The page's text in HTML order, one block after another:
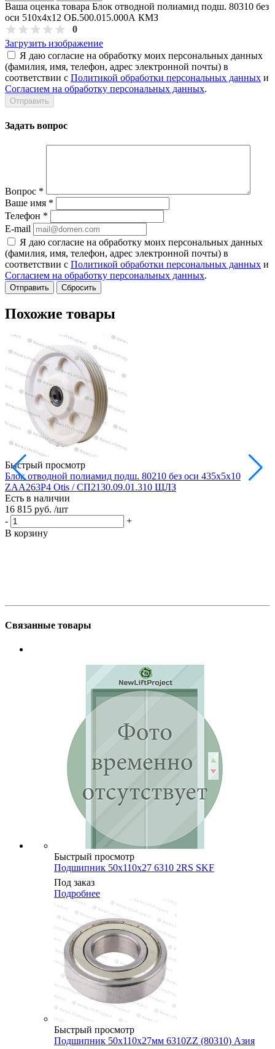
Ваша оценка товара Блок отводной полиамид подш. 80310 без
оси 510х4х12 ОБ.500.015.000А КМЗ
0
Загрузить изображение
Я даю согласие на обработку моих персональных данных
(фамилия, имя, телефон, адрес электронной почты) в
соответствии с Политикой обработки персональных данных и
Согласием на обработку персональных данных.
Задать вопрос
Вопрос *
Ваше имя *
Телефон *
E-mail
Я даю согласие на обработку моих персональных данных
(фамилия, имя, телефон, адрес электронной почты) в
соответствии с Политикой обработки персональных данных и
Согласием на обработку персональных данных.
Сбросить
Похожие товары
Быстрый просмотр
Блок отводной полиамид подш. 80210 без оси 435х5х10
ZAA263P4 Otis / СП2130.09.01.310 ЩЛЗ
Есть в наличии
16 815 руб. /шт
-
+
В корзину
Связанные товары
Быстрый просмотр
Подшипник 50х110х27 6310 2RS SKF
Под заказ
Подробнее
Быстрый просмотр
Подшипник 50х110х27мм 6310ZZ (80310) Азия